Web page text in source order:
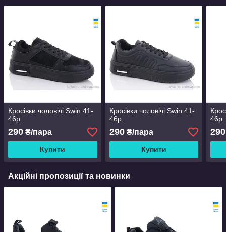
Кросівки чоловічі Swin 41-
46р.
290 ₴/пара
Купити
Кросівки чоловічі Swin 41-
46р.
290₴/пара
Купити
46р.
290
Акційні пропозиції та новинки